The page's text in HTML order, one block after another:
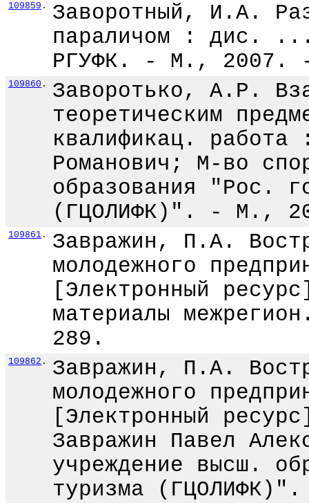
109859 .
Заворотный, И.А.
параличом : дис. ...
РГУФК. - М., 2007.
109860 .
Заворотько, А.Р.
теоретическим
квалификац.
Романович; М-во
образования "Рос.
(ГЦОЛИФК)". - М.,
109861 .
Завражин, П.А.
молодежного
[Электронный
материалы
289.
109862 .
Завражин, П.А.
молодежного
[Электронный
Завражин Павел
учреждение высш.
туризма